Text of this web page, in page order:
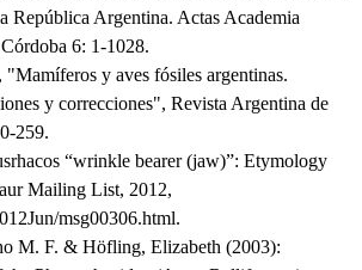
República Argentina. Actas Academia
6: 1-1028.
y aves fósiles argentinas.
y correcciones", Revista Argentina de
259.
“wrinkle bearer (jaw)”: Etymology
Mailing List, 2012,
msg00306.html.
M. F. & Höfling, Elizabeth (2003):